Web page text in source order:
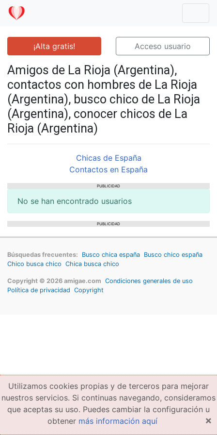
¡Alta gratis! Acceso usuario
Amigos de La Rioja (Argentina),
contactos con hombres de La Rioja
(Argentina), busco chico de La Rioja
(Argentina), conocer chicos de La
Rioja (Argentina)
Chicas de España
Contactos en España
PUBLICIDAD
No se han encontrado usuarios
PUBLICIDAD
Búsquedas frecuentes: Busco chica españa Busco chico españa
Chico busca chico Chica busca chico
Copyright © 2026 amigae.com Condiciones generales de uso
Política de privacidad Copyright
Utilizamos cookies propias y de terceros para mejorar
nuestros servicios. Si continuas navegando, consideramos
que aceptas su uso. Puedes cambiar la configuración u
obtener más información aquí ×